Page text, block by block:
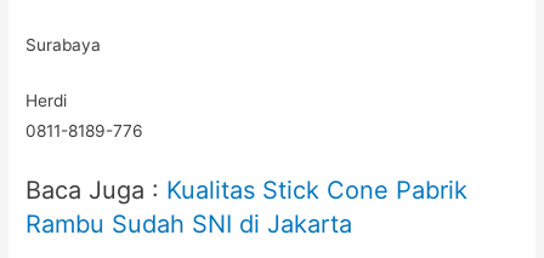
Surabaya
Herdi
0811-8189-776
Baca Juga : Kualitas Stick Cone Pabrik
Rambu Sudah SNI di Jakarta